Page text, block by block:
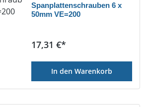
Spanplattenschrauben 6 x
50mm VE=200
Regulärer Preis:
17,31 €*
In den Warenkorb